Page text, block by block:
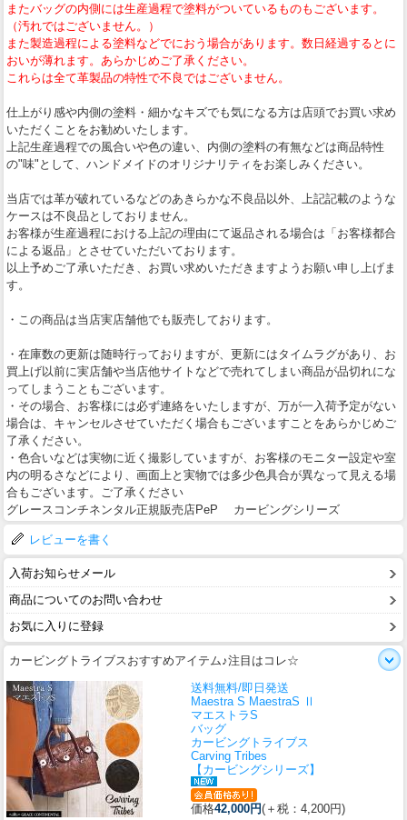
またバッグの内側には生産過程で塗料がついているものもございます。
（汚れではございません。）
また製造過程による塗料などでにおう場合があります。数日経過するとに
おいが薄れます。あらかじめご了承ください。
これらは全て革製品の特性で不良ではございません。
仕上がり感や内側の塗料・細かなキズでも気になる方は店頭でお買い求め
いただくことをお勧めいたします。
上記生産過程での風合いや色の違い、内側の塗料の有無などは商品特性
の"味"として、ハンドメイドのオリジナリティをお楽しみください。
当店では革が破れているなどのあきらかな不良品以外、上記記載のような
ケースは不良品としておりません。
お客様が生産過程における上記の理由にて返品される場合は「お客様都合
による返品」とさせていただいております。
以上予めご了承いただき、お買い求めいただきますようお願い申し上げま
す。
・この商品は当店実店舗他でも販売しております。
・在庫数の更新は随時行っておりますが、更新にはタイムラグがあり、お
買上げ以前に実店舗や当店他サイトなどで売れてしまい商品が品切れにな
ってしまうこともございます。
・その場合、お客様には必ず連絡をいたしますが、万が一入荷予定がない
場合は、キャンセルさせていただく場合もございますことをあらかじめご
了承ください。
・色合いなどは実物に近く撮影していますが、お客様のモニター設定や室
内の明るさなどにより、画面上と実物では多少色具合が異なって見える場
合もございます。ご了承ください
グレースコンチネンタル正規販売店PeP カービングシリーズ
レビューを書く
入荷お知らせメール
商品についてのお問い合わせ
お気に入りに登録
カービングトライブスおすすめアイテム♪注目はコレ☆
送料無料/即日発送
Maestra S MaestraS Ⅱ
マエストラS
バッグ
カービングトライブス
Carving Tribes
【カービングシリーズ】
価格42,000円(＋税：4,200円)